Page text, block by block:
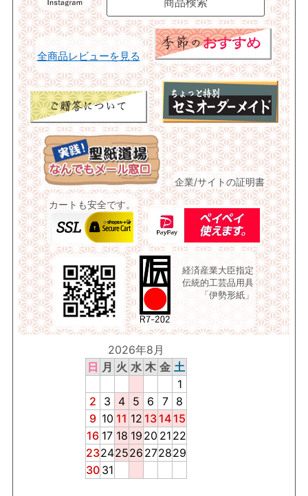
全商品レビューを見る
企業/サイトの証明書
カートも安全です。
経済産業大臣指定
伝統的工芸品用具
「伊勢形紙」
2026年8月
日 月 火 水 木 金 土
1
2
3 4 5 6 7
8
9 10 11 12 13 14 15
16 17 18 19 20 21 22
23242526 272829
30 31